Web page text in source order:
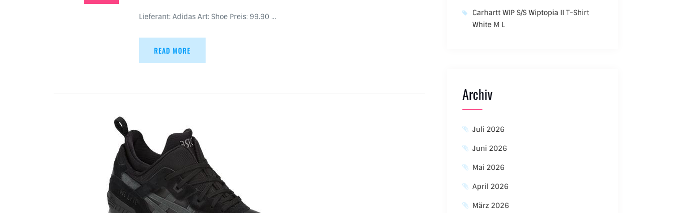
Lieferant: Adidas Art: Shoe Preis: 99.90 …
READ MORE
Carhartt WIP S/S Wiptopia II T-Shirt
White M L
Archiv
Juli 2026
Juni 2026
Mai 2026
April 2026
März 2026